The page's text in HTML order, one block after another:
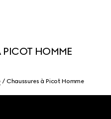
PICOT HOMME
Chaussures à Picot Homme